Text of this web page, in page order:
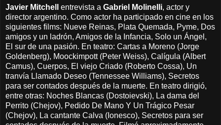
Javier Mitchell entrevista a Gabriel Molinelli, actor y
director argentino. Como actor ha participado en cine en los
siguientes films: Nueve Reinas, Plata Quemada, Pyme, Dos
amigos y un ladrón, Amigos de la Infancia, Solo un Ángel,
El sur de una pasión. En teatro: Cartas a Moreno (Jorge
Goldenberg), Moockimpott (Peter Weiss), Calígula (Albert
Camus), Cuerpos, El viejo Criado (Roberto Cossa), Un
tranvía Llamado Deseo (Tennessee Williams), Secretos
para ser contados después de la muerte. En teatro dirigió,
entre otras: Noches Blancas (Dostoievski), La dama del
Perrito (Chejov), Pedido De Mano Y Un Trágico Pesar
(Chejov), La cantante Calva (Ionesco), Secretos para ser